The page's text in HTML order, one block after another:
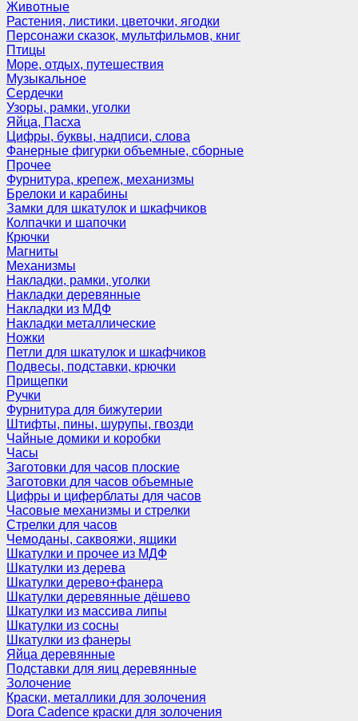
Животные
Растения, листики, цветочки, ягодки
Персонажи сказок, мультфильмов, книг
Птицы
Море, отдых, путешествия
Музыкальное
Сердечки
Узоры, рамки, уголки
Яйца, Пасха
Цифры, буквы, надписи, слова
Фанерные фигурки объемные, сборные
Прочее
Фурнитура, крепеж, механизмы
Брелоки и карабины
Замки для шкатулок и шкафчиков
Колпачки и шапочки
Крючки
Магниты
Механизмы
Накладки, рамки, уголки
Накладки деревянные
Накладки из МДФ
Накладки металлические
Ножки
Петли для шкатулок и шкафчиков
Подвесы, подставки, крючки
Прищепки
Ручки
Фурнитура для бижутерии
Штифты, пины, шурупы, гвозди
Чайные домики и коробки
Часы
Заготовки для часов плоские
Заготовки для часов объемные
Цифры и циферблаты для часов
Часовые механизмы и стрелки
Стрелки для часов
Чемоданы, саквояжи, ящики
Шкатулки и прочее из МДФ
Шкатулки из дерева
Шкатулки дерево+фанера
Шкатулки деревянные дёшево
Шкатулки из массива липы
Шкатулки из сосны
Шкатулки из фанеры
Яйца деревянные
Подставки для яиц деревянные
Золочение
Краски, металлики для золочения
Dora Cadence краски для золочения